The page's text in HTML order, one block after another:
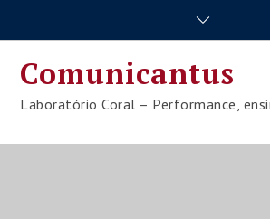
Comunicantus
Laboratório Coral – Performance,